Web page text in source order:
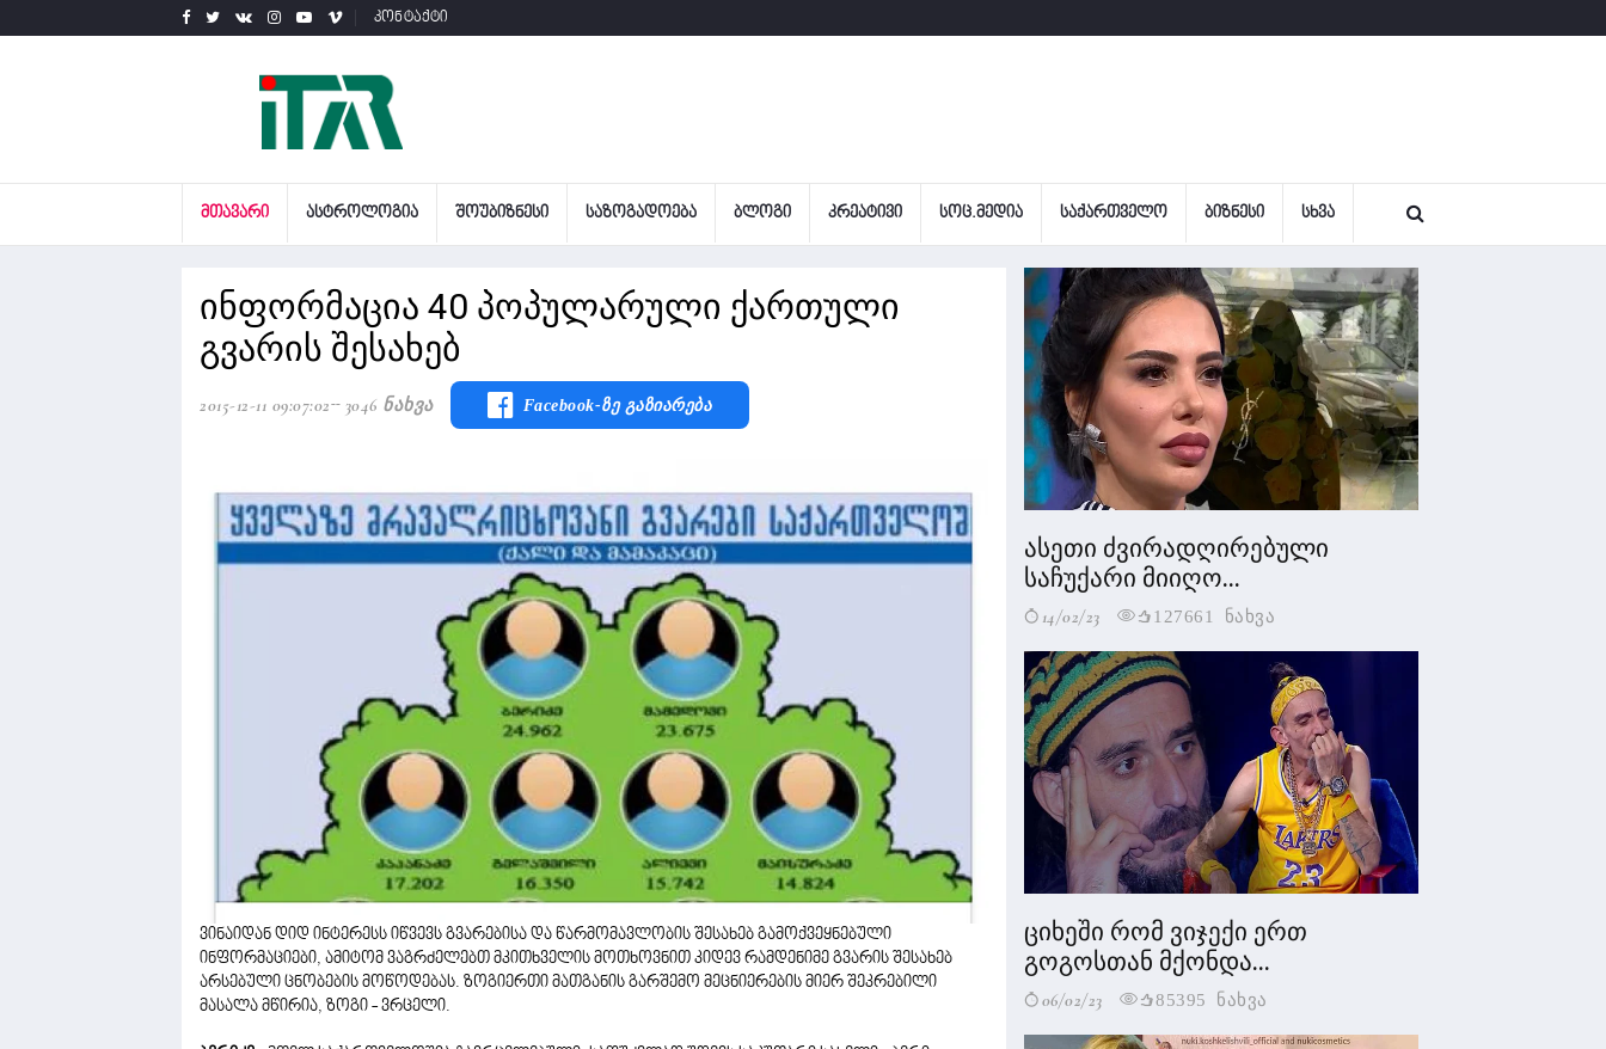
კონტაქტი
ᲛᲗᲐᲕᲐᲠᲘ ᲐᲡᲢᲠᲝᲚᲝᲒᲘᲐ ᲨᲝᲣᲑᲘᲖᲜᲔᲡᲘ ᲡᲐᲖᲝᲒᲐᲓᲝᲔᲑᲐ ᲑᲚᲝᲒᲘ ᲙᲠᲔᲐᲢᲘᲕᲘ ᲡᲝᲪ.ᲛᲔᲓᲘᲐ ᲡᲐᲥᲐᲠᲗᲕᲔᲚᲝ ᲑᲘᲖᲜᲔᲡᲘ ᲡᲮᲕᲐ
ინფორმაცია 40 პოპულარული ქართული
გვარის შესახებ
2015-12-11 09:07:02 3046 Ნახვა Facebook-Ზე Გაზიარება
ვინაიდან დიდ ინტერესს იწვევს გვარებისა და წარმომავლობის შესახებ გამოქვეყნებული
ინფორმაციები, ამიტომ ვაგრძელებთ მკითხველის მოთხოვნით კიდევ რამდენიმე გვარის შესახებ
არსებული ცნობების მოწოდებას. ზოგიერთი მათგანის გარშემო მეცნიერების მიერ შეკრებილი
მასალა მწირია, ზოგი - ვრცელი.
ასეთი ძვირადღირებული
საჩუქარი მიიღო...
14/02/23 127661 ნახვა
ციხეში რომ ვიჯექი ერთ
გოგოსთან მქონდა...
06/02/23 85395 ნახვა